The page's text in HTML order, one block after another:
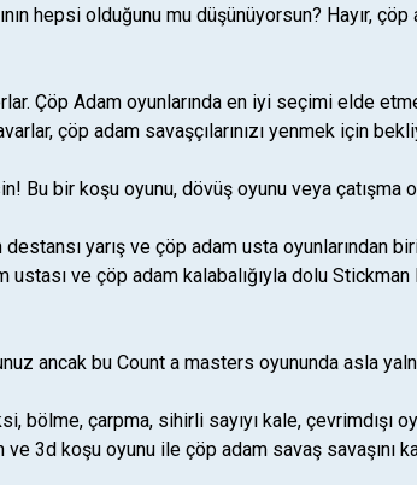
hepsi olduğunu mu düşünüyorsun? Hayır,
Çöp Adam oyunlarında en iyi seçimi elde
çöp adam savaşçılarınızı yenmek için
Bu bir koşu oyunu, dövüş oyunu veya çatışma
yarış ve çöp adam usta
ustası ve çöp adam kalabalığıyla dolu
ancak bu Count a masters oyununda asla
bölme, çarpma, sihirli sayıyı kale, çevrimdışı
3d koşu oyunu ile çöp adam savaş savaşını